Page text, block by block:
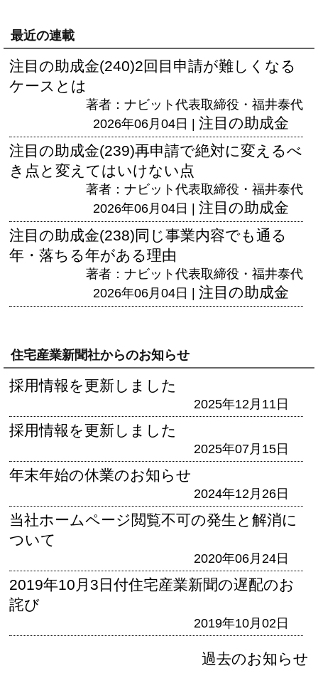
最近の連載
注目の助成金(240)2回目申請が難しくなる
ケースとは
著者：ナビット代表取締役・福井泰代
2026年06月04日 | 注目の助成金
注目の助成金(239)再申請で絶対に変えるべ
き点と変えてはいけない点
著者：ナビット代表取締役・福井泰代
2026年06月04日 | 注目の助成金
注目の助成金(238)同じ事業内容でも通る
年・落ちる年がある理由
著者：ナビット代表取締役・福井泰代
2026年06月04日 | 注目の助成金
住宅産業新聞社からのお知らせ
採用情報を更新しました
2025年12月11日
採用情報を更新しました
2025年07月15日
年末年始の休業のお知らせ
2024年12月26日
当社ホームページ閲覧不可の発生と解消に
ついて
2020年06月24日
2019年10月3日付住宅産業新聞の遅配のお
詫び
2019年10月02日
過去のお知らせ